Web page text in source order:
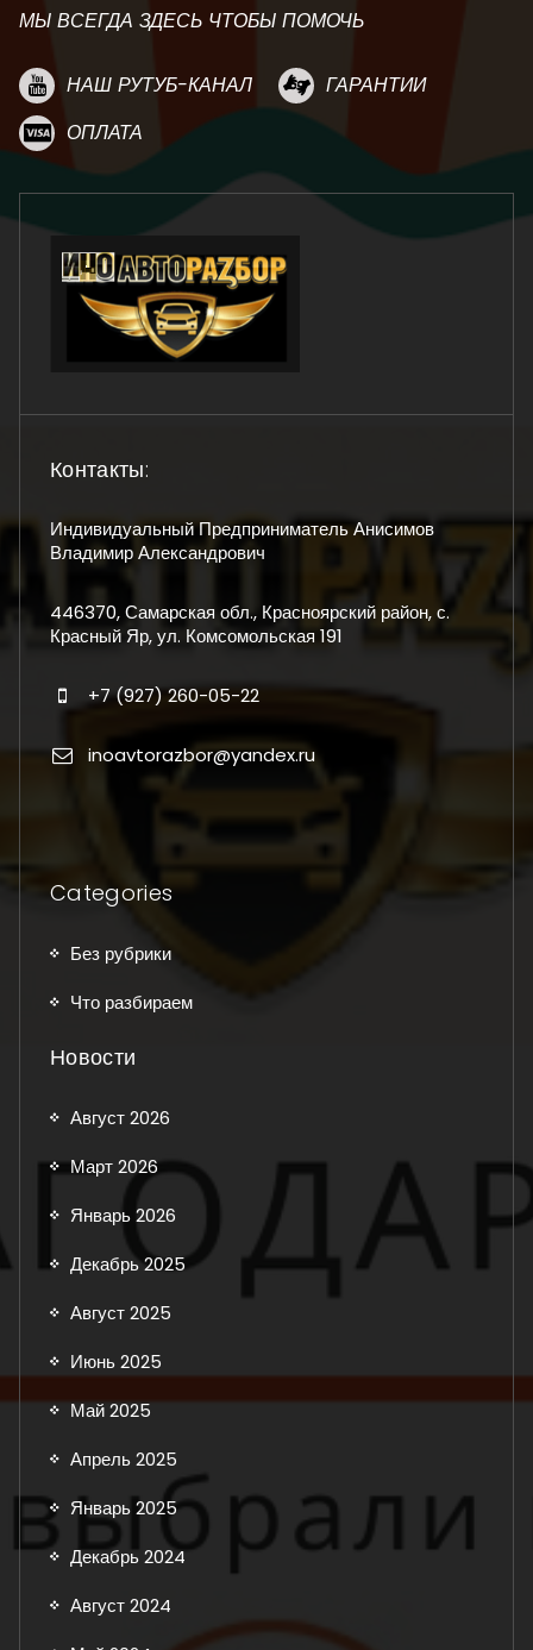
МЫ ВСЕГДА ЗДЕСЬ ЧТОБЫ ПОМОЧЬ
НАШ РУТУБ-КАНАЛ
ГАРАНТИИ
ОПЛАТА
Контакты:
Индивидуальный Предприниматель Анисимов
Владимир Александрович
446370, Самарская обл., Красноярский район, с.
Красный Яр, ул. Комсомольская 191
+7 (927) 260-05-22
inoavtorazbor@yandex.ru
Categories
Без рубрики
Что разбираем
Новости
Август 2026
Март 2026
Январь 2026
Декабрь 2025
Август 2025
Июнь 2025
Май 2025
Апрель 2025
Январь 2025
Декабрь 2024
Август 2024